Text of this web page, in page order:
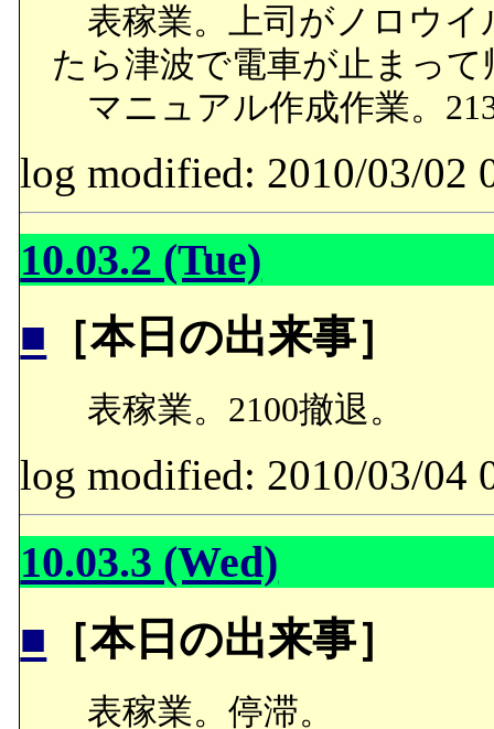
表稼業。上司がノロウイ
たら津波で電車が止まっ
マニュアル作成作業。
log modified: 2010/03/02
10.03.2 (Tue)
■ ［本日の出来事］
表稼業。2100撤退。
log modified: 2010/03/04
10.03.3 (Wed)
■ ［本日の出来事］
表稼業。停滞。